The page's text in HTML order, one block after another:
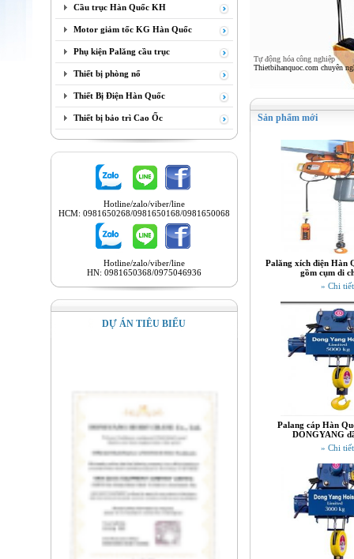
Cầu trục Hàn Quốc KH
Motor giảm tốc KG Hàn Quốc
Phụ kiện Palăng cầu trục
Thiết bị phòng nổ
Thiết Bị Điện Hàn Quốc
Thiết bị bảo trì Cao Ốc
Hotline/zalo/viber/line
HCM: 0981650268/0981650168/0981650068
Hotline/zalo/viber/line
HN: 0981650368/0975046936
DỰ ÁN TIÊU BIỂU
Tự động hóa công nghiệp
Thietbihanquoc.com chuyên
Sản phẩm mới
Palăng xích điện Hàn
gồm cụm di
» Chi tiết
Palang cáp Hàn
DONGYANG
» Chi tiết